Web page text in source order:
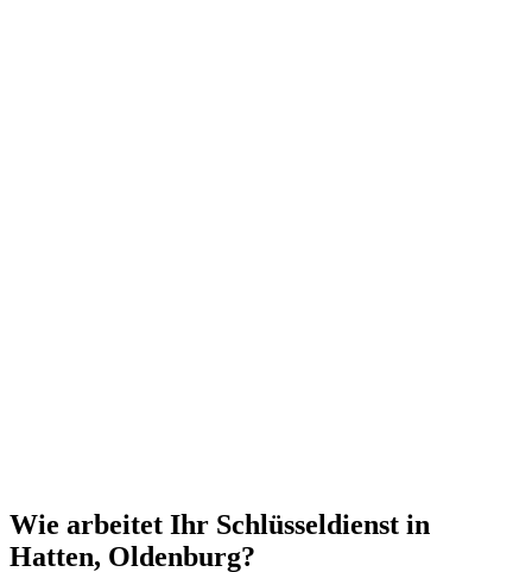
Wie arbeitet Ihr Schlüsseldienst in
Hatten, Oldenburg?